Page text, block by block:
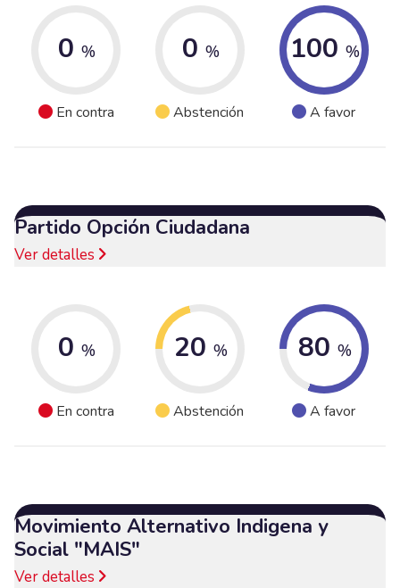
0 %
En contra
0 %
Abstención
100 %
A favor
Partido Opción Ciudadana
Ver detalles
0 %
En contra
20 %
Abstención
80 %
A favor
Movimiento Alternativo Indigena y
Social "MAIS"
Ver detalles